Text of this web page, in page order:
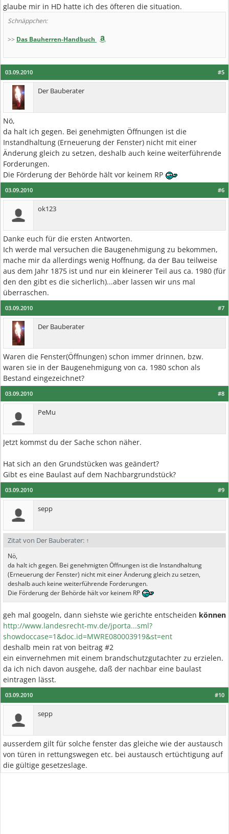
glaube mir in HD hatte ich des öfteren die situation.
Schnäppchen:
>> Das Bauherren-Handbuch
#5
03.09.2010
Der Bauberater
Nö,
da halt ich gegen. Bei genehmigten Öffnungen ist die
Instandhaltung (Erneuerung der Fenster) nicht mit einer
Änderung gleich zu setzen, deshalb auch keine weiterführende
Forderungen.
Die Förderung der Behörde hält vor keinem RP
#6
03.09.2010
ok123
Danke euch für die ersten Antworten.
Ich werde mal versuchen die Baugenehmigung zu bekommen,
mache mir da allerdings wenig Hoffnung, da der Bau teilweise
aus dem Jahr 1875 ist und nur ein kleinerer Teil aus ca. 1980 (für
den den gibt es die sicherlich)...aber lassen wir uns mal
überraschen.
#7
03.09.2010
Der Bauberater
Waren die Fenster(Öffnungen) schon immer drinnen, bzw.
waren sie in der Baugenehmigung von ca. 1980 schon als
Bestand eingezeichnet?
#8
03.09.2010
PeMu
Jetzt kommst du der Sache schon näher.
Hat sich an den Grundstücken was geändert?
Gibt es eine Baulast auf dem Nachbargrundstück?
#9
03.09.2010
sepp
Zitat von Der Bauberater: ↑
Nö,
da halt ich gegen. Bei genehmigten Öffnungen ist die Instandhaltung
(Erneuerung der Fenster) nicht mit einer Änderung gleich zu setzen,
deshalb auch keine weiterführende Forderungen.
Die Förderung der Behörde hält vor keinem RP
geh mal googeln, dann siehste wie gerichte entscheiden können
http://www.landesrecht-mv.de/jporta...sml?
showdoccase=1&doc.id=MWRE080003919&st=ent
deshalb mein rat von beitrag #2
ein einvernehmen mit einem brandschutzgutachter zu erzielen.
da ich nich davon ausgehe, daß der nachbar eine baulast
eintragen lässt.
#10
03.09.2010
sepp
ausserdem gilt für solche fenster das gleiche wie der austausch
von türen in rettungswegen etc. bei austausch ertüchtigung auf
die gültige gesetzeslage.